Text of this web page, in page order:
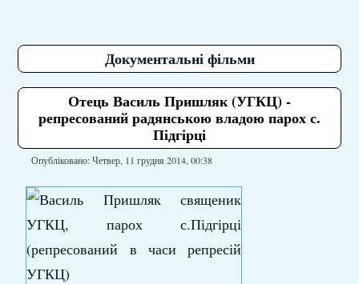
Документальні фільми
Отець Василь Пришляк (УГКЦ) -
репресований радянською владою парох с.
Підгірці
Опубліковано: Четвер, 11 грудня 2014, 00:38